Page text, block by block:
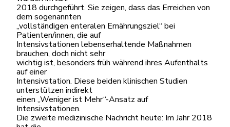
2018 durchgeführt. Sie zeigen, dass das Erreichen von
dem sogenannten
„vollständigen enteralen Ernährungsziel“ bei
Patienten/innen, die auf
Intensivstationen lebenserhaltende Maßnahmen
brauchen, doch nicht sehr
wichtig ist, besonders früh während ihres Aufenthalts
auf einer
Intensivstation. Diese beiden klinischen Studien
unterstützen indirekt
einen „Weniger ist Mehr“-Ansatz auf
Intensivstationen.
Die zweite medizinische Nachricht heute: Im Jahr 2018